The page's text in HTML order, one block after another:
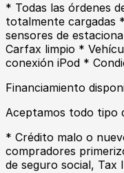
* Todas las órdenes
totalmente cargadas
sensores de
Carfax limpio *
conexión iPod *
Financiamiento
Aceptamos todo tipo
* Crédito malo o
compradores
de seguro social,